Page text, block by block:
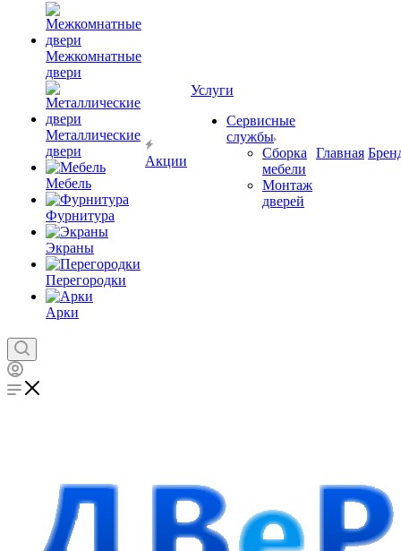
Межкомнатные
двери
Металлические
двери
Мебель
Фурнитура
Экраны
Перегородки
Арки
Акции
Услуги
Сервисные
службы
Сборка
мебели
Монтаж
дверей
Главная